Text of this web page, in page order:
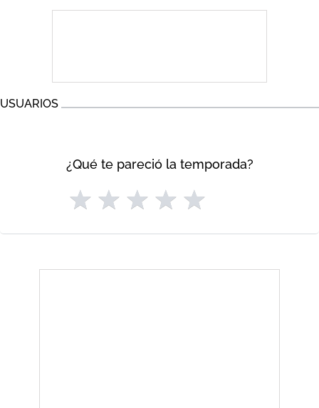
USUARIOS
¿Qué te pareció la temporada?